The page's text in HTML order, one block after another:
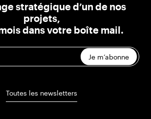
stratégique d’un de nos
projets,
dans votre boîte mail.
Je m’abonne
Toutes les newsletters